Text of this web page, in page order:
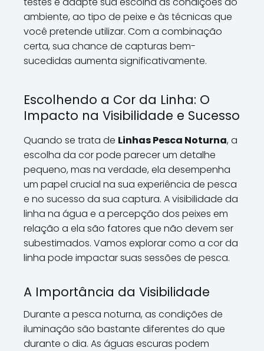
ambiente, ao tipo de peixe e às técnicas que
você pretende utilizar. Com a combinação
certa, sua chance de capturas bem-
sucedidas aumenta significativamente.
Escolhendo a Cor da Linha: O
Impacto na Visibilidade e Sucesso
Quando se trata de Linhas Pesca Noturna, a
escolha da cor pode parecer um detalhe
pequeno, mas na verdade, ela desempenha
um papel crucial na sua experiência de pesca
e no sucesso da sua captura. A visibilidade da
linha na água e a percepção dos peixes em
relação a ela são fatores que não devem ser
subestimados. Vamos explorar como a cor da
linha pode impactar suas sessões de pesca.
A Importância da Visibilidade
Durante a pesca noturna, as condições de
iluminação são bastante diferentes do que
durante o dia. As águas escuras podem